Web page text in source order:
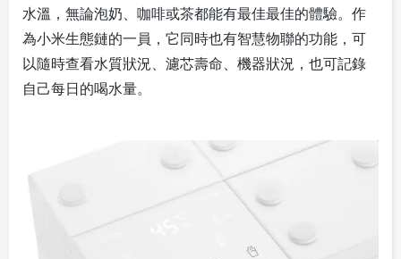
水溫，無論泡奶、咖啡或茶都能有最佳最佳的體驗。作
為小米生態鏈的一員，它同時也有智慧物聯的功能，可
以隨時查看水質狀況、濾芯壽命、機器狀況，也可記錄
自己每日的喝水量。